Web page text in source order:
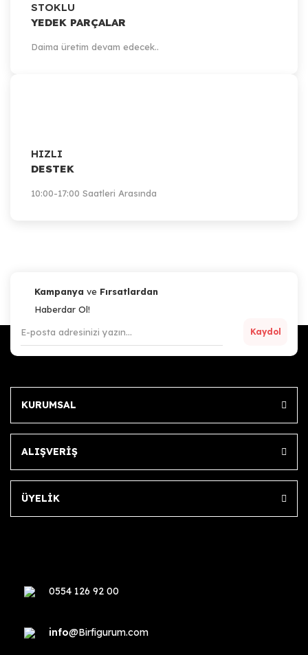
STOKLU
YEDEK PARÇALAR
Daima üretim devam edecek..
HIZLI
DESTEK
10:00-17:00 Saatleri Arasında
Kampanya ve Fırsatlardan
Haberdar Ol!
Kaydol
KURUMSAL
ALIŞVERİŞ
ÜYELİK
0554 126 92 00
info@Birfigurum.com